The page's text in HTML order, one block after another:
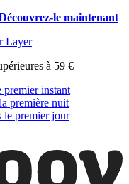
le maintenant
Layer
à 59 €
premier instant
première nuit
le premier jour